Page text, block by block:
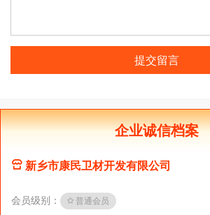
提交留言
企业诚信档案
新乡市康民卫材开发有限公司
会员级别： 普通会员